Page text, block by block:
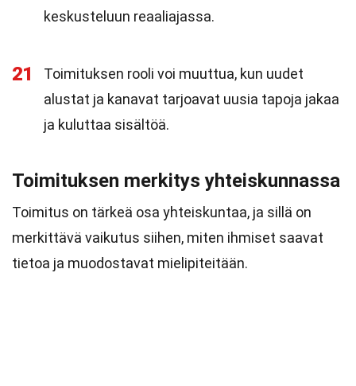
keskusteluun reaaliajassa.
21
Toimituksen rooli voi muuttua, kun uudet
alustat ja kanavat tarjoavat uusia tapoja jakaa
ja kuluttaa sisältöä.
Toimituksen merkitys yhteiskunnassa
Toimitus on tärkeä osa yhteiskuntaa, ja sillä on
merkittävä vaikutus siihen, miten ihmiset saavat
tietoa ja muodostavat mielipiteitään.